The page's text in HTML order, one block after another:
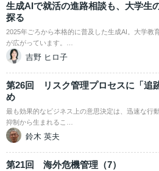
生成AIで就活の進路相談も、大学生
探る
2025年ごろから本格的に普及した生成AI。大学教
が広がっています。…
吉野 ヒロ子
第26回 リスク管理プロセスに「追
め
最も効果的なビジネス上の意思決定は、迅速な行
抑制から生まれるこ…
鈴木 英夫
第21回 海外危機管理（7）